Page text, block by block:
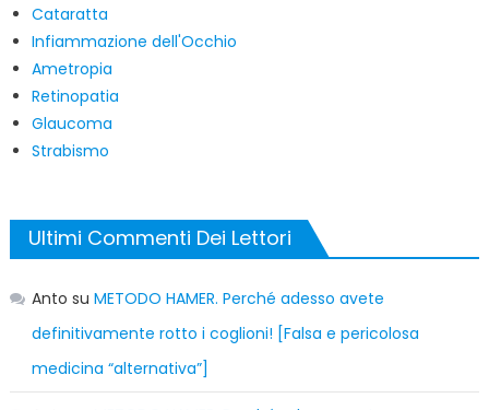
Cataratta
Infiammazione dell'Occhio
Ametropia
Retinopatia
Glaucoma
Strabismo
Ultimi Commenti Dei Lettori
Anto su METODO HAMER. Perché adesso avete
definitivamente rotto i coglioni! [Falsa e pericolosa
medicina “alternativa”]